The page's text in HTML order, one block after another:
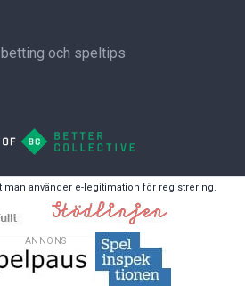
ANNONS
och speltips
man använder e-legitimation för registrering.